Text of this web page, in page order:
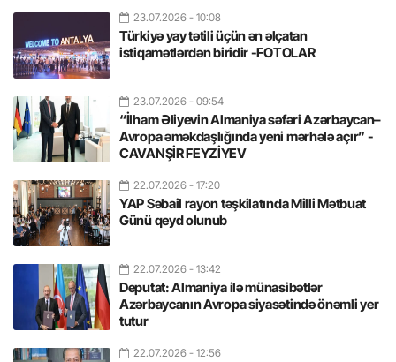
23.07.2026 - 10:08
Türkiyə yay tətili üçün ən əlçatan
istiqamətlərdən biridir -FOTOLAR
23.07.2026 - 09:54
“İlham Əliyevin Almaniya səfəri Azərbaycan–
Avropa əməkdaşlığında yeni mərhələ açır” -
CAVANŞİR FEYZİYEV
22.07.2026 - 17:20
YAP Səbail rayon təşkilatında Milli Mətbuat
Günü qeyd olunub
22.07.2026 - 13:42
Deputat: Almaniya ilə münasibətlər
Azərbaycanın Avropa siyasətində önəmli yer
tutur
22.07.2026 - 12:56